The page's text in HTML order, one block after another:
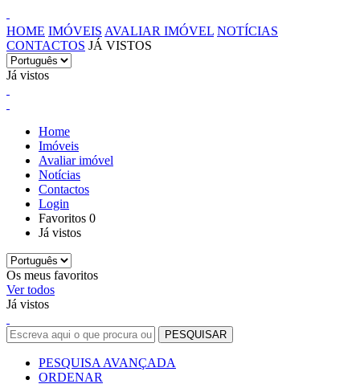
HOME IMÓVEIS AVALIAR IMÓVEL NOTÍCIAS
CONTACTOS JÁ VISTOS
Já vistos
Home
Imóveis
Avaliar imóvel
Notícias
Contactos
Login
Favoritos 0
Já vistos
Os meus favoritos
Ver todos
Já vistos
PESQUISA AVANÇADA
ORDENAR